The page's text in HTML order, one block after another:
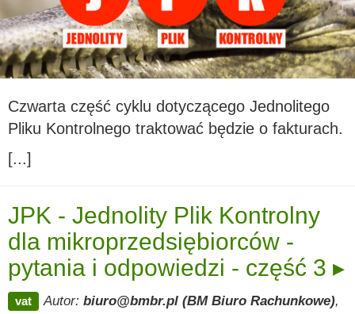
Czwarta część cyklu dotyczącego Jednolitego
Pliku Kontrolnego traktować będzie o fakturach.
[...]
JPK - Jednolity Plik Kontrolny
dla mikroprzedsiębiorców -
pytania i odpowiedzi - część 3 ▸
vat Autor: biuro@bmbr.pl (BM Biuro Rachunkowe),